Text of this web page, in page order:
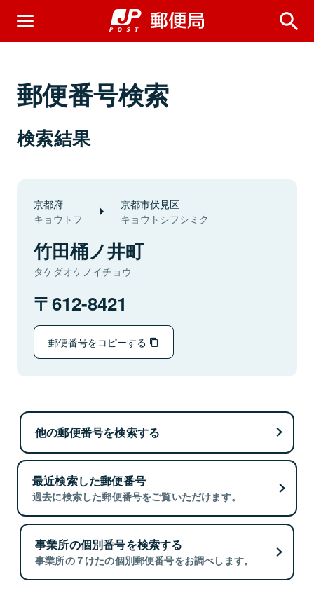
郵便番号検索
検索結果
京都府
キョウトフ
京都市伏見区
キョウトシフシミク
竹田桶ノ井町
タケダオケノイチョウ
612-8421
郵便番号をコピーする
他の郵便番号を検索する
最近検索した郵便番号
過去に検索した郵便番号をご覧いただけます。
事業所の個別番号を検索する
事業所の７けたの個別郵便番号をお調べします。